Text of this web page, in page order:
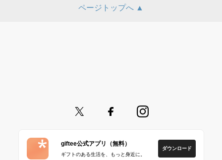
ページトップへ ▲
giftee公式アプリ（無料）
ギフトのある生活を、もっと身近に。
ダウンロード